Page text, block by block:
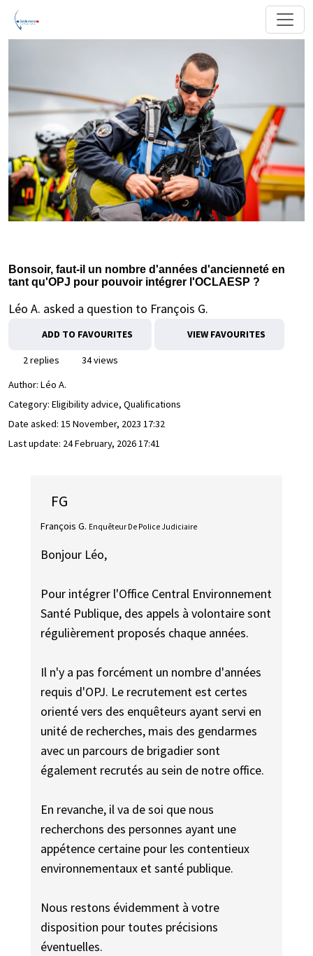
Bonsoir, faut-il un nombre d'années d'ancienneté en
tant qu'OPJ pour pouvoir intégrer l'OCLAESP ?
Léo A. asked a question to François G.
ADD TO FAVOURITES VIEW FAVOURITES
2 replies
34 views
Author: Léo A.
Category: Eligibility advice, Qualifications
Date asked: 15 November, 2023 17:32
Last update: 24 February, 2026 17:41
FG
François G. Enquêteur De Police Judiciaire
Bonjour Léo,
Pour intégrer l'Office Central Environnement
Santé Publique, des appels à volontaire sont
régulièrement proposés chaque années.
Il n'y a pas forcément un nombre d'années
requis d'OPJ. Le recrutement est certes
orienté vers des enquêteurs ayant servi en
unité de recherches, mais des gendarmes
avec un parcours de brigadier sont
également recrutés au sein de notre office.
En revanche, il va de soi que nous
recherchons des personnes ayant une
appétence certaine pour les contentieux
environnementaux et santé publique.
Nous restons évidemment à votre
disposition pour toutes précisions
éventuelles.